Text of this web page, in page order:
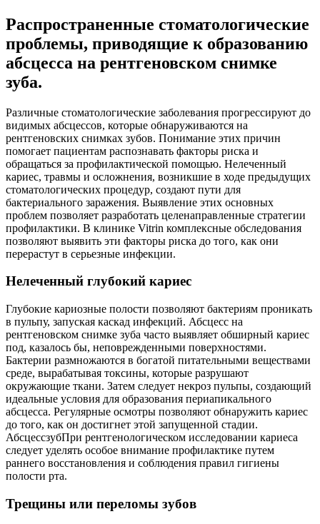
Распространенные стоматологические
проблемы, приводящие к образованию
абсцесса на рентгеновском снимке
зуба.
Различные стоматологические заболевания прогрессируют до
видимых абсцессов, которые обнаруживаются на
рентгеновских снимках зубов. Понимание этих причин
помогает пациентам распознавать факторы риска и
обращаться за профилактической помощью. Нелеченный
кариес, травмы и осложнения, возникшие в ходе предыдущих
стоматологических процедур, создают пути для
бактериального заражения. Выявление этих основных
проблем позволяет разработать целенаправленные стратегии
профилактики. В клинике Vitrin комплексные обследования
позволяют выявить эти факторы риска до того, как они
перерастут в серьезные инфекции.
Нелеченный глубокий кариес
Глубокие кариозные полости позволяют бактериям проникать
в пульпу, запуская каскад инфекций. Абсцесс на
рентгеновском снимке зуба часто выявляет обширный кариес
под, казалось бы, неповрежденными поверхностями.
Бактерии размножаются в богатой питательными веществами
среде, вырабатывая токсины, которые разрушают
окружающие ткани. Затем следует некроз пульпы, создающий
идеальные условия для образования периапикального
абсцесса. Регулярные осмотры позволяют обнаружить кариес
до того, как он достигнет этой запущенной стадии.
АбсцессзубПри рентгенологическом исследовании кариеса
следует уделять особое внимание профилактике путем
раннего восстановления и соблюдения правил гигиены
полости рта.
Трещины или переломы зубов